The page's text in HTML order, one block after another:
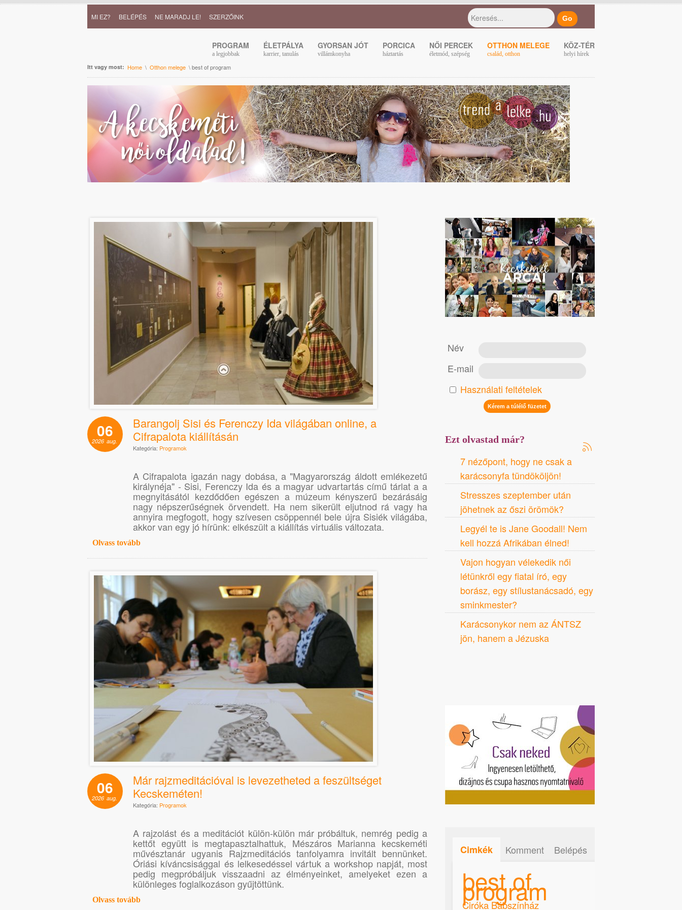
MI EZ? BELÉPÉS NE MARADJ LE! SZERZŐINK
PROGRAM
a legjobbak
ÉLETPÁLYA
karrier, tanulás
GYORSAN JÓT
villámkonyha
PORCICA
háztartás
NŐI PERCEK
életmód, szépség
OTTHON MELEGE
család, otthon
KÖZ-TÉR
helyi hírek
Itt vagy most: Home \ Otthon melege \ best of program
06
2026 aug.
Barangolj Sisi és Ferenczy Ida világában online, a
Cifrapalota kiállításán
Kategória: Programok
A Cifrapalota igazán nagy dobása, a "Magyarország áldott emlékezetű
királynéja" - Sisi, Ferenczy Ida és a magyar udvartartás című tárlat a a
megnyitásától kezdődően egészen a múzeum kényszerű bezárásáig
nagy népszerűségnek örvendett. Ha nem sikerült eljutnod rá vagy ha
annyira megfogott, hogy szívesen csöppennél bele újra Sisiék világába,
akkor van egy jó hírünk: elkészült a kiállítás virtuális változata.
Olvass tovább
06
2026 aug.
Már rajzmeditációval is levezetheted a feszültséget
Kecskeméten!
Kategória: Programok
A rajzolást és a meditációt külön-külön már próbáltuk, nemrég pedig a
kettőt együtt is megtapasztalhattuk, Mészáros Marianna kecskeméti
művésztanár ugyanis Rajzmeditációs tanfolyamra invitált bennünket.
Óriási kíváncsisággal és lelkesedéssel vártuk a workshop napját, most
pedig megpróbáljuk visszaadni az élményeinket, amelyeket ezen a
különleges foglalkozáson gyűjtöttünk.
Olvass tovább
Név
E-mail
Használati feltételek
Ezt olvastad már?
7 nézőpont, hogy ne csak a
karácsonyfa tündököljön!
Stresszes szeptember után
jöhetnek az őszi örömök?
Legyél te is Jane Goodall! Nem
kell hozzá Afrikában élned!
Vajon hogyan vélekedik női
létünkről egy fiatal író, egy
borász, egy stílustanácsadó, egy
sminkmester?
Karácsonykor nem az ÁNTSZ
jön, hanem a Jézuska
Cimkék Komment Belépés
best of
program
Ciróka Bábszínház